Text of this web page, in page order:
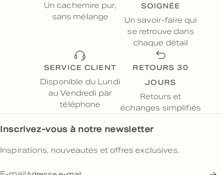
Un cachemire pur,
sans mélange
SOIGNÉE
Un savoir-faire qui
se retrouve dans
chaque détail
SERVICE CLIENT
Disponible du Lundi
au Vendredi par
téléphone
RETOURS 30
JOURS
Retours et
échanges simplifiés
Inscrivez-vous à notre newsletter
Inspirations, nouveautés et offres exclusives.